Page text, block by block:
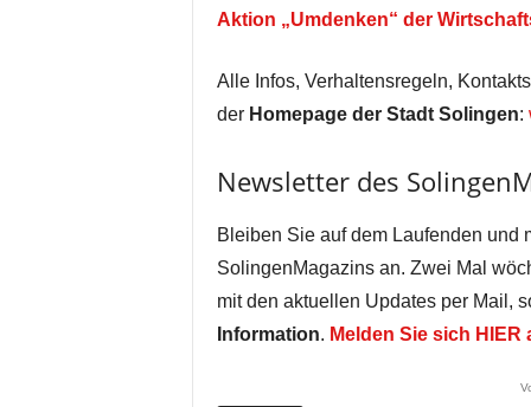
Aktion „Umdenken“ der
Alle Infos, Verhaltensregeln,
der Homepage der Stadt Solingen:
Newsletter des
Bleiben Sie auf dem Laufenden und
SolingenMagazins an. Zwei Mal
mit den aktuellen Updates per Mail,
Information. Melden Sie sich HIER